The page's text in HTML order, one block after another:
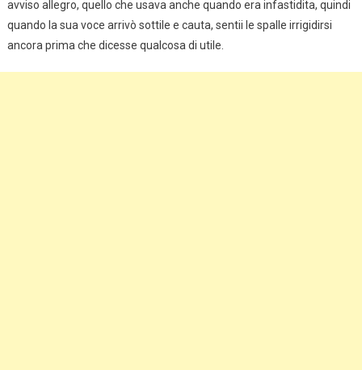
avviso allegro, quello che usava anche quando era infastidita, quindi
quando la sua voce arrivò sottile e cauta, sentii le spalle irrigidirsi
ancora prima che dicesse qualcosa di utile.